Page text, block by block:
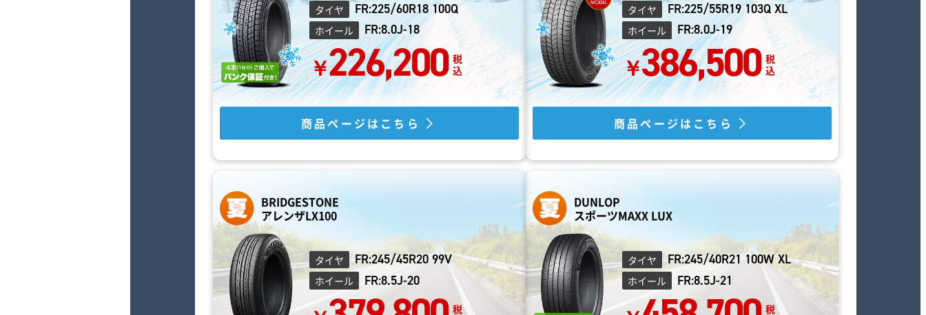
タイヤ FR:225/60R18 100Q
ホイール FR:8.0J-18
226,200
商品ページはこちら
タイヤ FR:225/55R19 103Q XL
ホイール FR:8.0J-19
386,500
商品ページはこちら
BRIDGESTONE
アレンザLX100
タイヤ FR:245/45R20 99V
ホイール FR:8.5J-20
DUNLOP
スポーツMAXX LUX
タイヤ FR:245/40R21 100W XL
ホイール FR:8.5J-21